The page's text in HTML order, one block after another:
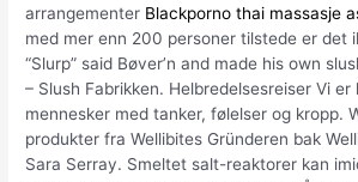
arrangementer Blackporno thai massasje
med mer enn 200 personer tilstede er det
“Slurp” said Bøver’n and made his own
– Slush Fabrikken. Helbredelsesreiser Vi
mennesker med tanker, følelser og kropp.
produkter fra Wellibites Gründeren bak
Sara Serray. Smeltet salt-reaktorer kan